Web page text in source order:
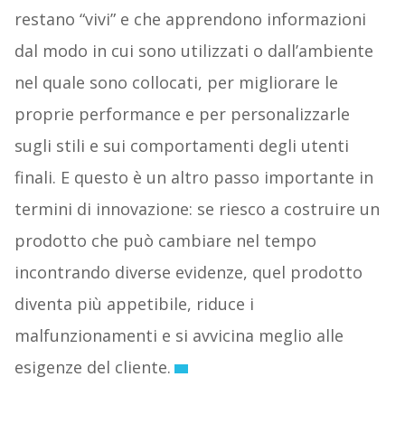
restano “vivi” e che apprendono informazioni
dal modo in cui sono utilizzati o dall’ambiente
nel quale sono collocati, per migliorare le
proprie performance e per personalizzarle
sugli stili e sui comportamenti degli utenti
finali. E questo è un altro passo importante in
termini di innovazione: se riesco a costruire un
prodotto che può cambiare nel tempo
incontrando diverse evidenze, quel prodotto
diventa più appetibile, riduce i
malfunzionamenti e si avvicina meglio alle
esigenze del cliente.